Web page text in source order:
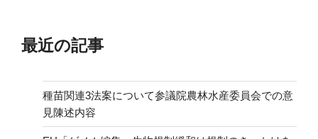
最近の記事
種苗関連3法案について参議院農林水産委員会での意
見陳述内容